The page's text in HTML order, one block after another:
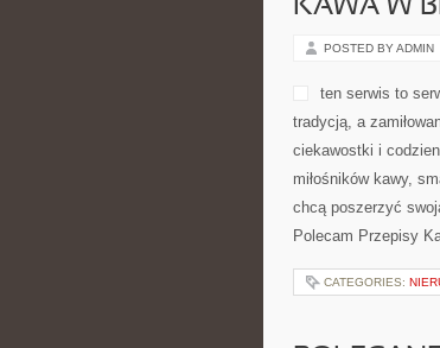
Psia Moda i
prezentacje wielu
świadomie wybrać
CATEGORIES:
KAWA W